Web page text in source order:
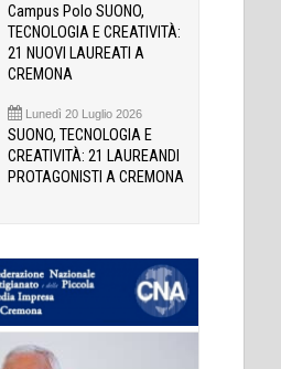
Campus Polo SUONO,
TECNOLOGIA E CREATIVITÀ:
21 NUOVI LAUREATI A
CREMONA
Lunedì 20 Luglio 2026
SUONO, TECNOLOGIA E
CREATIVITÀ: 21 LAUREANDI
PROTAGONISTI A CREMONA